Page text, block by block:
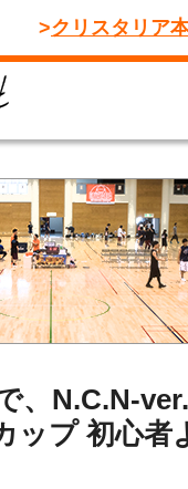
クリスタリア
、N.C.N-
プ 初心者